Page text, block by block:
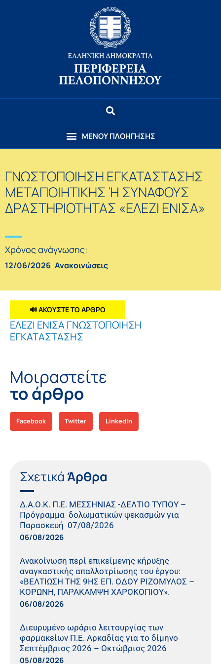
ΓΝΩΣΤΟΠΟΙΗΣΗ ΕΓΚΑΤΑΣΤΑΣΗΣ
ΜΕΤΑΠΟΙΗΤΙΚΗΣ Ή ΣΥΝΑΦΟΥΣ
ΔΡΑΣΤΗΡΙΟΤΗΤΑΣ «ΕΛΕΖΙ ΕΝΙΣΑ»
Χρόνος ανάγνωσης:
12/06/2026 Ανακοινώσεις
🔊 ΑΚΟΥΣΤΕ ΤΟ ΑΡΘΡΟ
ΕΛΕΖΙ ΕΝΙΣΑ ΓΝΩΣΤΟΠΟΙΗΣΗ
ΕΓΚΑΤΑΣΤΑΣΗΣ
Μοιραστείτε
το άρθρο
Facebook Twitter LinkedIn
Σχετικά Άρθρα
Δ.Α.Ο.Κ. Π.Ε. ΜΕΣΣΗΝΙΑΣ -ΔΕΛΤΙΟ ΤΥΠΟΥ –
Πρόγραμμα δολωματικών ψεκασμών για
Παρασκευή 07/08/2026
06/08/2026
Ανακοίνωση περί επικείμενης κήρυξης
αναγκαστικής απαλλοτρίωσης του έργου:
«ΒΕΛΤΙΩΣΗ ΤΗΣ 9ΗΣ ΕΠ. ΟΔΟΥ ΡΙΖΟΜΥΛΟΣ –
ΚΟΡΩΝΗ, ΠΑΡΑΚΑΜΨΗ ΧΑΡΟΚΟΠΙΟΥ».
06/08/2026
Διευρυμένο ωράριο λειτουργίας των
φαρμακείων Π.Ε. Αρκαδίας για το δίμηνο
Σεπτέμβριος 2026 – Οκτώβριος 2026
05/08/2026